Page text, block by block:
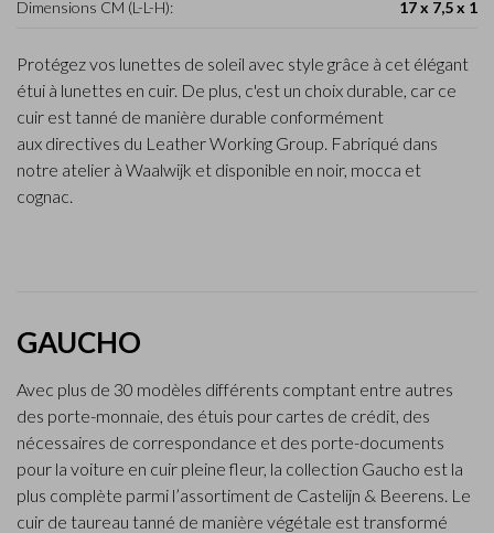
Dimensions CM (L-L-H): 17 x 7,5 x 1
Protégez vos lunettes de soleil avec style grâce à cet élégant
étui à lunettes en cuir. De plus, c'est un choix durable, car ce
cuir est tanné de manière durable conformément
aux directives du Leather Working Group. Fabriqué dans
notre atelier à Waalwijk et disponible en noir, mocca et
cognac.
GAUCHO
Avec plus de 30 modèles différents comptant entre autres
des porte-monnaie, des étuis pour cartes de crédit, des
nécessaires de correspondance et des porte-documents
pour la voiture en cuir pleine fleur, la collection Gaucho est la
plus complète parmi l’assortiment de Castelijn & Beerens. Le
cuir de taureau tanné de manière végétale est transformé